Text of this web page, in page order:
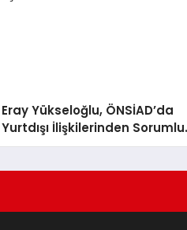
Eray Yükseloğlu, ÖNSİAD’da
Yurtdışı İlişkilerinden Sorumlu
Genel Başkan Yardımcısı